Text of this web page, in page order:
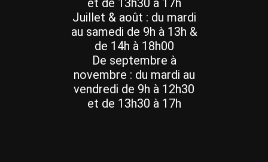
et de 13h30 à 17h
Juillet & août : du mardi
au samedi de 9h à 13h &
de 14h à 18h00
De septembre à
novembre : du mardi au
vendredi de 9h à 12h30
et de 13h30 à 17h